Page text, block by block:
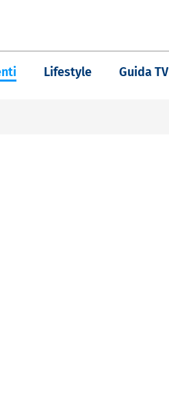
Lifestyle Guida TV